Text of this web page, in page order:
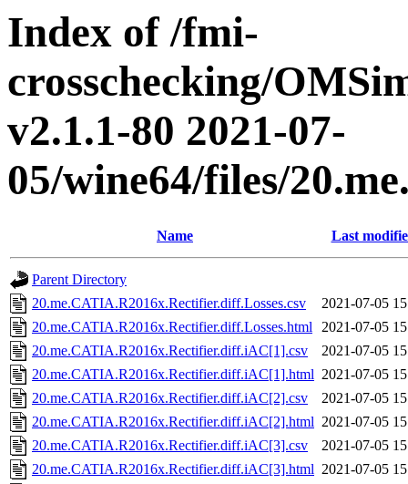
Index of /fmi-
crosschecking/
v2.1.1-80 2021-07-
05/wine64/files/
Name Last
Parent Directory
20.me.CATIA.R2016x.Rectifier.diff.Losses.csv
2021-07-05
20.me.CATIA.R2016x.Rectifier.diff.Losses.html 2021-07-05
20.me.CATIA.R2016x.Rectifier.diff.iAC[1].csv
2021-07-05
20.me.CATIA.R2016x.Rectifier.diff.iAC[1].html 2021-07-05
20.me.CATIA.R2016x.Rectifier.diff.iAC[2].csv
2021-07-05
20.me.CATIA.R2016x.Rectifier.diff.iAC[2].html 2021-07-05
20.me.CATIA.R2016x.Rectifier.diff.iAC[3].csv
2021-07-05
20.me.CATIA.R2016x.Rectifier.diff.iAC[3].html 2021-07-05